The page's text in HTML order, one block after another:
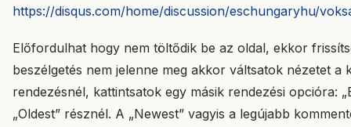
https://disqus.com/home/discussion/eschungaryhu/
Előfordulhat hogy nem töltődik be az oldal, ekkor
beszélgetés nem jelenne meg akkor váltsatok nézetet a
rendezésnél, kattintsatok egy másik rendezési opcióra:
„Oldest” résznél. A „Newest” vagyis a legújabb